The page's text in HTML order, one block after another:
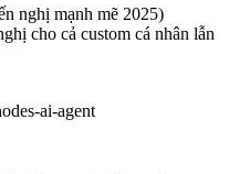
nghị mạnh mẽ 2025)
cho cả custom cá nhân lẫn
ai-agent